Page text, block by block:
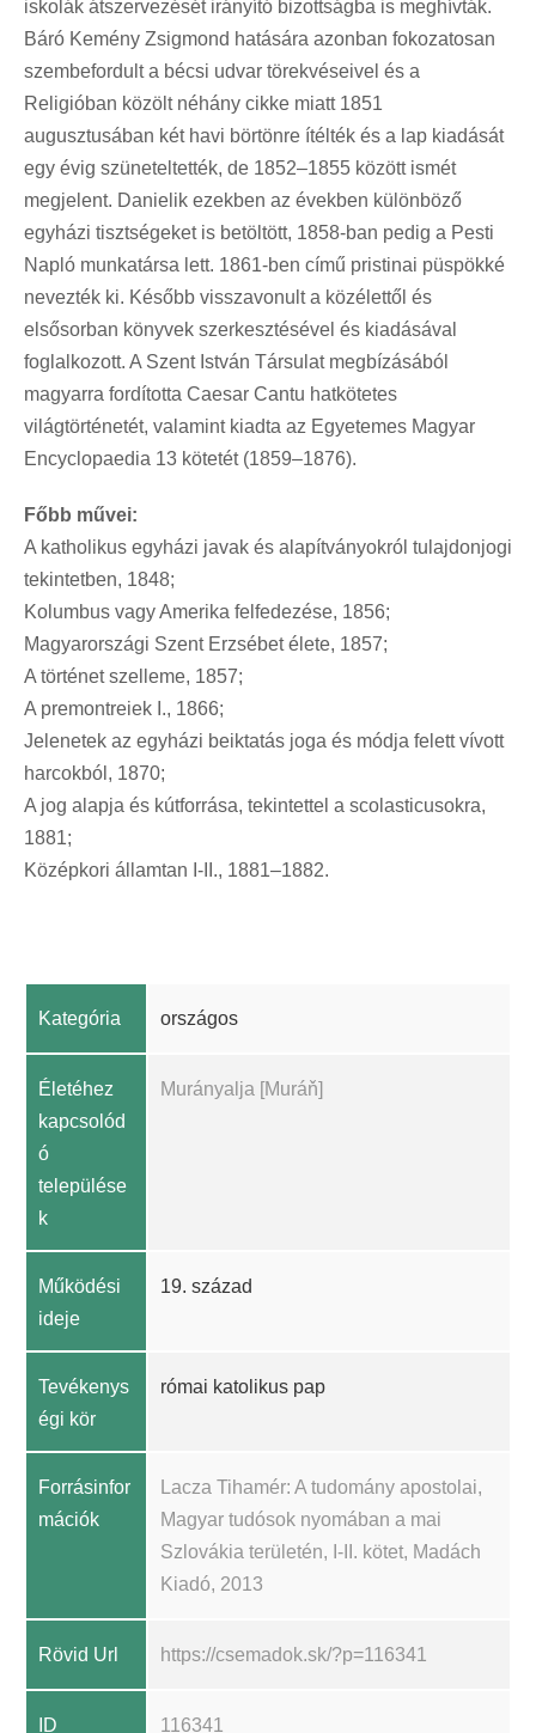
iskolák átszervezését irányító bizottságba is meghívták.
Báró Kemény Zsigmond hatására azonban fokozatosan
szembefordult a bécsi udvar törekvéseivel és a
Religióban közölt néhány cikke miatt 1851
augusztusában két havi börtönre ítélték és a lap kiadását
egy évig szüneteltették, de 1852–1855 között ismét
megjelent. Danielik ezekben az években különböző
egyházi tisztségeket is betöltött, 1858-ban pedig a Pesti
Napló munkatársa lett. 1861-ben című pristinai püspökké
nevezték ki. Később visszavonult a közélettől és
elsősorban könyvek szerkesztésével és kiadásával
foglalkozott. A Szent István Társulat megbízásából
magyarra fordította Caesar Cantu hatkötetes
világtörténetét, valamint kiadta az Egyetemes Magyar
Encyclopaedia 13 kötetét (1859–1876).
Főbb művei:
A katholikus egyházi javak és alapítványokról tulajdonjogi
tekintetben, 1848;
Kolumbus vagy Amerika felfedezése, 1856;
Magyarországi Szent Erzsébet élete, 1857;
A történet szelleme, 1857;
A premontreiek I., 1866;
Jelenetek az egyházi beiktatás joga és módja felett vívott
harcokból, 1870;
A jog alapja és kútforrása, tekintettel a scolasticusokra,
1881;
Középkori államtan I-II., 1881–1882.
Kategória országos
Életéhez
kapcsolód
ó
települése
k
Murányalja [Muráň]
Működési
ideje
19. század
Tevékenys
égi kör
római katolikus pap
Forrásinfor
mációk
Lacza Tihamér: A tudomány apostolai,
Magyar tudósok nyomában a mai
Szlovákia területén, I-II. kötet, Madách
Kiadó, 2013
Rövid Url https://csemadok.sk/?p=116341
ID 116341